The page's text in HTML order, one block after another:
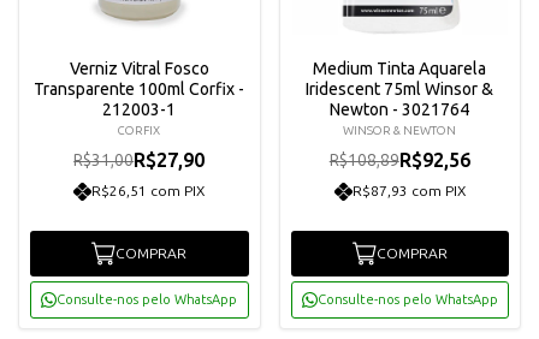
Verniz Vitral Fosco
Transparente 100ml Corfix -
212003-1
CORFIX
R$31,00R$27,90
R$26,51 com PIX
COMPRAR
Consulte-nos pelo WhatsApp
Medium Tinta Aquarela
Iridescent 75ml Winsor &
Newton - 3021764
WINSOR & NEWTON
R$108,89R$92,56
R$87,93 com PIX
COMPRAR
Consulte-nos pelo WhatsApp